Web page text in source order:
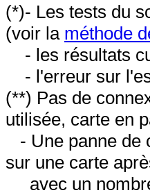
(*)- Les tests du
(voir la méthode
- les résultats
- l'erreur sur
(**) Pas de
utilisée, carte en
- Une panne de
sur une carte
avec un